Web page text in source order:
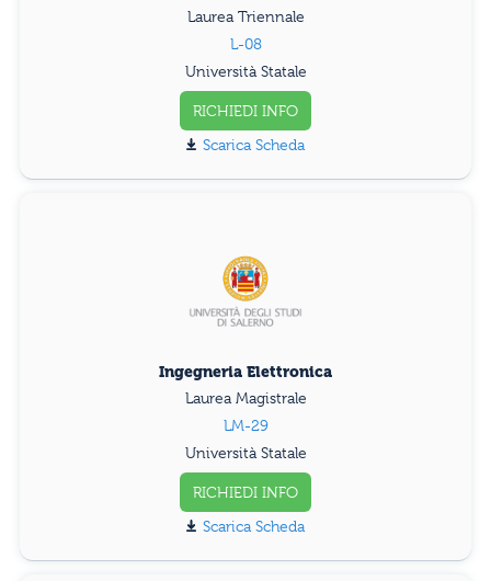
Laurea Triennale
L-08
Università Statale
RICHIEDI INFO
Scarica Scheda
Ingegneria Elettronica
Laurea Magistrale
LM-29
Università Statale
RICHIEDI INFO
Scarica Scheda